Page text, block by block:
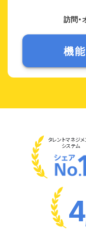
訪問・
機
タレントマネジメ
システム